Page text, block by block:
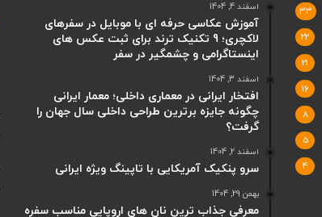
33
22
21
16
8
5
4
اسفند 4, 1404
آموزش عکاسی حرفه ای با موبایل در سفرهای
لاکچری؛ 9 تکنیک ترند برای ثبت عکس های
اینستاگرامی و چشمگیر در سفر
اسفند 3, 1404
افتخار ایرانی در معماری داخلی؛ معمار ایرانی
چگونه جایزه برترین طراحی داخلی سال جهان را
گرفت؟
اسفند 2, 1404
سرو پنکیک آمریکایی با تاپینگ ویژه ایرانی
بهمن 29, 1404
معرفی جذاب ترین نان های اروپایی مناسب سفره